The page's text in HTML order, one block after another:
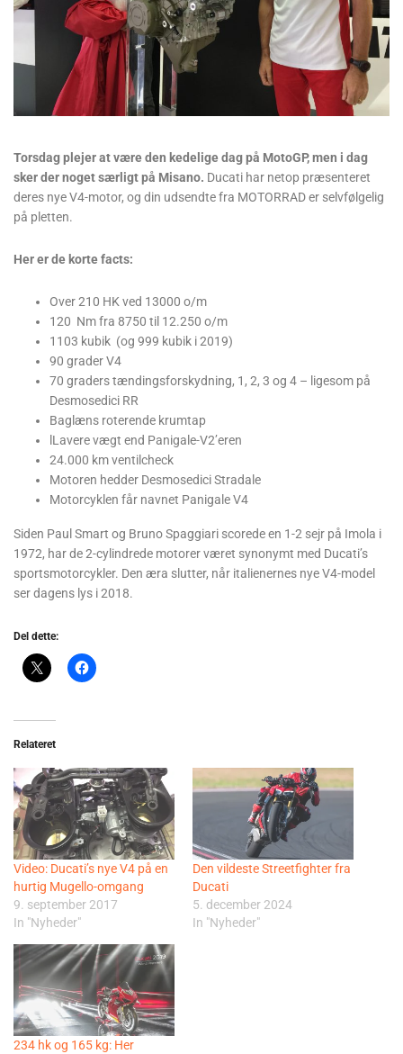
Torsdag plejer at være den kedelige dag på MotoGP, men i dag
sker der noget særligt på Misano. Ducati har netop præsenteret
deres nye V4-motor, og din udsendte fra MOTORRAD er selvfølgelig
på pletten.
Her er de korte facts:
Over 210 HK ved 13000 o/m
120 Nm fra 8750 til 12.250 o/m
1103 kubik (og 999 kubik i 2019)
90 grader V4
70 graders tændingsforskydning, 1, 2, 3 og 4 – ligesom på
Desmosedici RR
Baglæns roterende krumtap
lLavere vægt end Panigale-V2’eren
24.000 km ventilcheck
Motoren hedder Desmosedici Stradale
Motorcyklen får navnet Panigale V4
Siden Paul Smart og Bruno Spaggiari scorede en 1-2 sejr på Imola i
1972, har de 2-cylindrede motorer været synonymt med Ducati’s
sportsmotorcykler. Den æra slutter, når italienernes nye V4-model
ser dagens lys i 2018.
Del dette:
Relateret
Video: Ducati’s nye V4 på en
hurtig Mugello-omgang
9. september 2017
In "Nyheder"
Den vildeste Streetfighter fra
Ducati
5. december 2024
In "Nyheder"
234 hk og 165 kg: Her